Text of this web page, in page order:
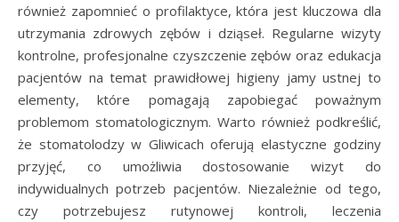
również zapomnieć o profilaktyce, która jest kluczowa dla
utrzymania zdrowych zębów i dziąseł. Regularne wizyty
kontrolne, profesjonalne czyszczenie zębów oraz edukacja
pacjentów na temat prawidłowej higieny jamy ustnej to
elementy, które pomagają zapobiegać poważnym
problemom stomatologicznym. Warto również podkreślić,
że stomatolodzy w Gliwicach oferują elastyczne godziny
przyjęć, co umożliwia dostosowanie wizyt do
indywidualnych potrzeb pacjentów. Niezależnie od tego,
czy potrzebujesz rutynowej kontroli, leczenia